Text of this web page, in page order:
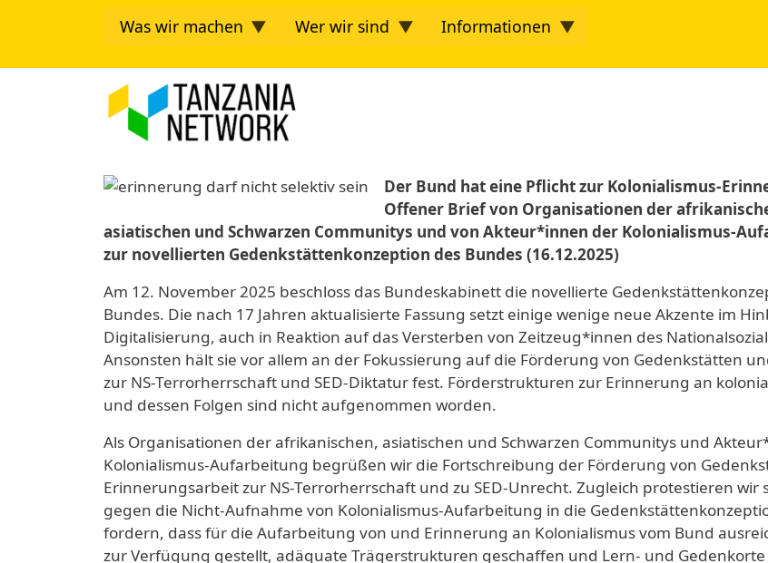
Was wir machen Wer wir sind Informationen
Image
Der Bund hat eine Pflicht zur Kolonialismus-
Offener Brief von Organisationen der
asiatischen und Schwarzen Communitys und von Akteur*innen der Kolonialismus-
zur novellierten Gedenkstättenkonzeption des Bundes (16.12.2025)
Am 12. November 2025 beschloss das Bundeskabinett die novellierte
Bundes. Die nach 17 Jahren aktualisierte Fassung setzt einige wenige neue Akzente im
Digitalisierung, auch in Reaktion auf das Versterben von Zeitzeug*innen des
Ansonsten hält sie vor allem an der Fokussierung auf die Förderung von Gedenkstätten
zur NS-Terrorherrschaft und SED-Diktatur fest. Förderstrukturen zur Erinnerung an
und dessen Folgen sind nicht aufgenommen worden.
Als Organisationen der afrikanischen, asiatischen und Schwarzen Communitys und
Kolonialismus-Aufarbeitung begrüßen wir die Fortschreibung der Förderung von
Erinnerungsarbeit zur NS-Terrorherrschaft und zu SED-Unrecht. Zugleich protestieren wir
gegen die Nicht-Aufnahme von Kolonialismus-Aufarbeitung in die
fordern, dass für die Aufarbeitung von und Erinnerung an Kolonialismus vom Bund
zur Verfügung gestellt, adäquate Trägerstrukturen geschaffen und Lern- und